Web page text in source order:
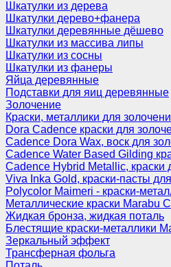
Шкатулки из дерева
Шкатулки дерево+фанера
Шкатулки деревянные дёшево
Шкатулки из массива липы
Шкатулки из сосны
Шкатулки из фанеры
Яйца деревянные
Подставки для яиц деревянные
Золочение
Краски, металлики для
Dora Cadence краски для
Cadence Dora Wax, воск для
Cadence Water Based Gilding
Cadence Hybrid Metallic, краски
Viva Inka Gold, краски-пасты
Polycolor Maimeri - краски-
Металлические краски Marabu
Жидкая бронза, жидкая поталь
Блестящие краски-металлики
Зеркальный эффект
Трансферная фольга